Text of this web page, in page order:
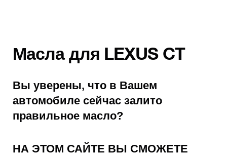
Масла для LEXUS CT
Вы уверены, что в Вашем
автомобиле сейчас залито
правильное масло?
НА ЭТОМ САЙТЕ ВЫ СМОЖЕТЕ